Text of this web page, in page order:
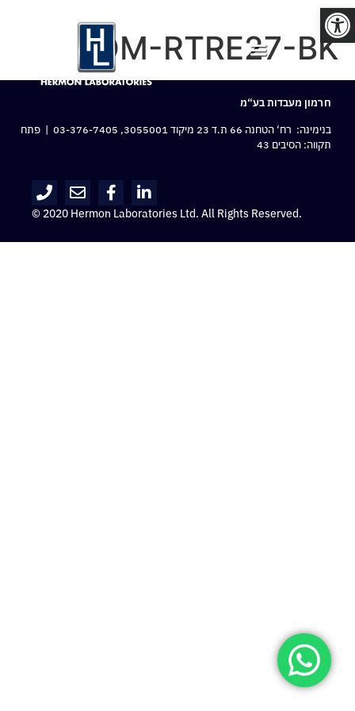
פתח סרגל נגישות
OM-RTRE27-BK
חרמון מעבדות בע“מ
בנימינה: רח‘ הטחנה 66 ת.ד 23 מיקוד 3055001,
03-376-7405 | פתח
תקווה: הסיבים 43
© 2020 Hermon Laboratories Ltd. All Rights Reserved.